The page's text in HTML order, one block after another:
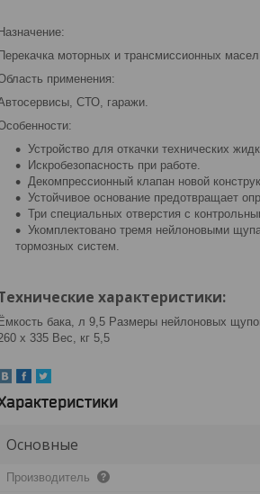
Назначение:
Перекачка моторных и трансмиссионных
применения:
СТО, гаражи.
Устройство для откачки технических
Искробезопасность при работе.
Декомпрессионный клапан новой
Устойчивое основание предотвращает
Три специальных отверстия с
Укомплектовано тремя нейлоновыми
тормозных систем.
характеристики:
Ёмкость бака, л 9,5 Размеры нейлоновых
х 335 Вес, кг 5,5
Основные
Производитель